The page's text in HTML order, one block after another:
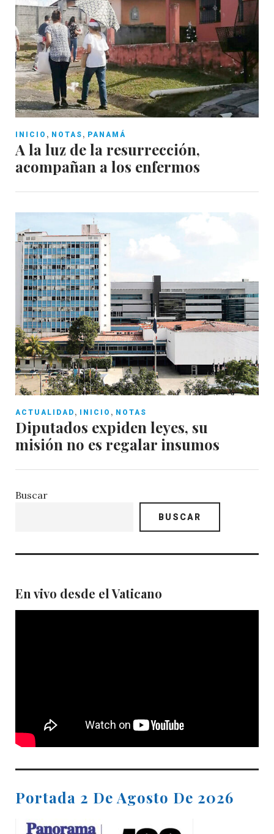
INICIO , NOTAS , PANAMÁ
A la luz de la resurrección,
acompañan a los enfermos
ACTUALIDAD , INICIO , NOTAS
Diputados expiden leyes, su
misión no es regalar insumos
Buscar
BUSCAR
En vivo desde el Vaticano
Portada 2 De Agosto De 2026